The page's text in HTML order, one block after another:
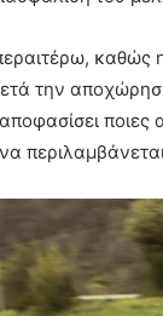
την
ποιες